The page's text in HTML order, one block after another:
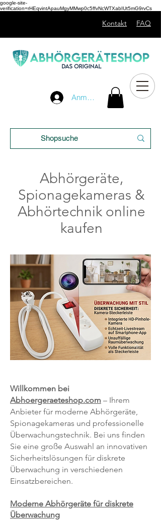
google-site-
verification=rHEqvintApauMgyMMwp0c5ffvNcWTXabIUt5mG9rvCs
Anmelden
Kontakt FAQ
Abhörgeräte,
Spionagekameras &
Abhörtechnik online
kaufen
Willkommen bei
Abhoergeraeteshop.com – Ihrem
Anbieter für moderne Abhörgeräte,
Spionagekameras und professionelle
Überwachungstechnik. Bei uns finden
Sie eine große Auswahl an innovativen
Sicherheitslösungen für diskrete
Überwachung in verschiedenen
Einsatzbereichen.
Moderne Abhörgeräte für diskrete
Überwachung